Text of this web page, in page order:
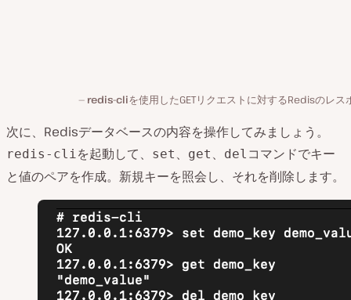
redis-cliを使用したGETリクエストに対するRedisのレス
次に、Redisデータベースの内容を操作してみましょう。
redis-cli を起動して、 set 、 get 、 del コマンドでキー
と値のペアを作成。新規キーを照会し、それを削除します。